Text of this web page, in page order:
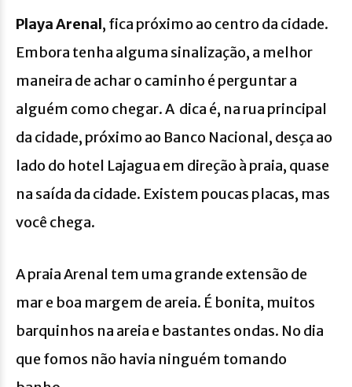
Playa Arenal, fica próximo ao centro da cidade.
Embora tenha alguma sinalização, a melhor
maneira de achar o caminho é perguntar a
alguém como chegar. A dica é, na rua principal
da cidade, próximo ao Banco Nacional, desça ao
lado do hotel Lajagua em direção à praia, quase
na saída da cidade. Existem poucas placas, mas
você chega.
A praia Arenal tem uma grande extensão de
mar e boa margem de areia. É bonita, muitos
barquinhos na areia e bastantes ondas. No dia
que fomos não havia ninguém tomando